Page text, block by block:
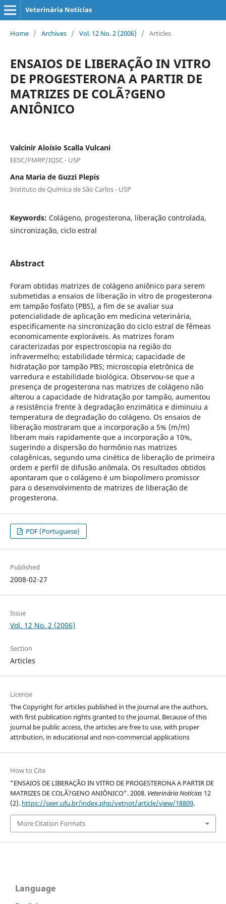
Veterinária Notícias
Home / Archives / Vol. 12 No. 2 (2006) / Articles
ENSAIOS DE LIBERAÇÃO IN VITRO
DE PROGESTERONA A PARTIR DE
MATRIZES DE COLÃ?GENO
ANIÔNICO
Valcinir Aloísio Scalla Vulcani
EESC/FMRP/IQSC - USP
Ana Maria de Guzzi Plepis
Instituto de Química de São Carlos - USP
Keywords: Colágeno, progesterona, liberação controlada,
sincronização, ciclo estral
Abstract
Foram obtidas matrizes de colágeno aniônico para serem
submetidas a ensaios de liberação in vitro de progesterona
em tampão fosfato (PBS), a fim de se avaliar sua
potencialidade de aplicação em medicina veterinária,
especificamente na sincronização do ciclo estral de fêmeas
economicamente exploráveis. As matrizes foram
caracterizadas por espectroscopia na região do
infravermelho; estabilidade térmica; capacidade de
hidratação por tampão PBS; microscopia eletrônica de
varredura e estabilidade biológica. Observou-se que a
presença de progesterona nas matrizes de colágeno não
alterou a capacidade de hidratação por tampão, aumentou
a resistência frente à degradação enzimática e diminuiu a
temperatura de degradação do colágeno. Os ensaios de
liberação mostraram que a incorporação a 5% (m/m)
liberam mais rapidamente que a incorporação a 10%,
sugerindo a dispersão do hormônio nas matrizes
colagênicas, segundo uma cinética de liberação de primeira
ordem e perfil de difusão anômala. Os resultados obtidos
apontaram que o colágeno é um biopolímero promissor
para o desenvolvimento de matrizes de liberação de
progesterona.
PDF (Portuguese)
Published
2008-02-27
Issue
Vol. 12 No. 2 (2006)
Section
Articles
License
The Copyright for articles published in the journal are the authors,
with first publication rights granted to the journal. Because of this
journal be public access, the articles are free to use, with proper
attribution, in educational and non-commercial applications
How to Cite
“ENSAIOS DE LIBERAÇÃO IN VITRO DE PROGESTERONA A PARTIR DE
MATRIZES DE COLÃ?GENO ANIÔNICO”. 2008. Veterinária Notícias12
(2). https://seer.ufu.br/index.php/vetnot/article/view/18809.
More Citation Formats
Language